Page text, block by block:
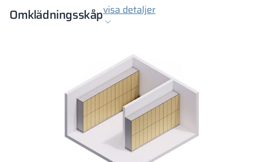
Omklädningsskåpvisa detaljer